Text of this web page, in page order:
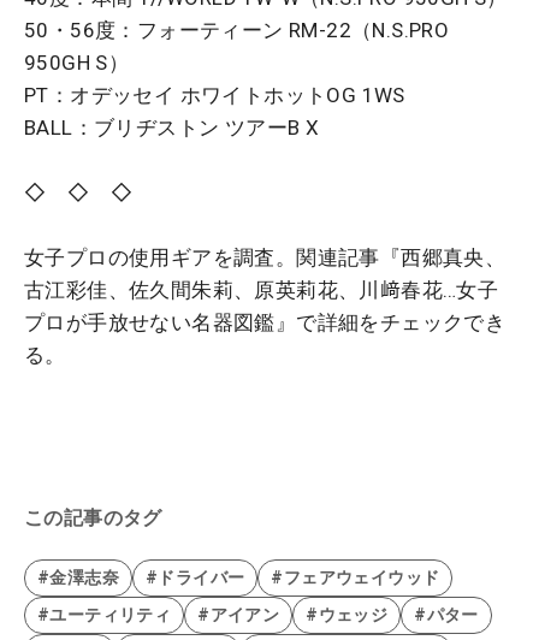
50・56度：フォーティーン RM-22（N.S.PRO
950GH S）
PT：オデッセイ ホワイトホットOG 1WS
BALL：ブリヂストン ツアーB X
◇ ◇ ◇
女子プロの使用ギアを調査。関連記事『西郷真央、
古江彩佳、佐久間朱莉、原英莉花、川﨑春花…女子
プロが手放せない名器図鑑』で詳細をチェックでき
る。
この記事のタグ
#金澤志奈 #ドライバー
#フェアウェイウッド
#ユーティリティ
#アイアン #ウェッジ
#パター